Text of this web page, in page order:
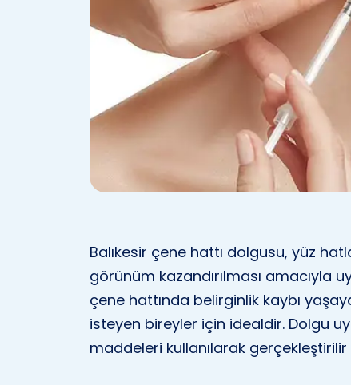
Balıkesir çene hattı dolgusu, yüz
görünüm kazandırılması amacıyla
çene hattında belirginlik kaybı
isteyen bireyler için idealdir. Dolgu
maddeleri kullanılarak gerçekleştirilir